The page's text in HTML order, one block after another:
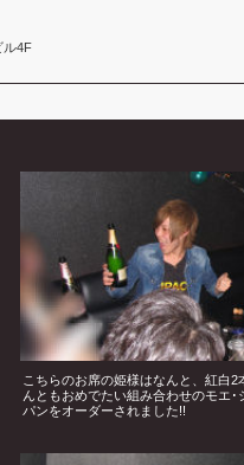
ル4F
こちらのお席の姫様はなんと、紅白2
んともおめでたい組み合わせのモエ･
パンをオーダーされました!!
☆